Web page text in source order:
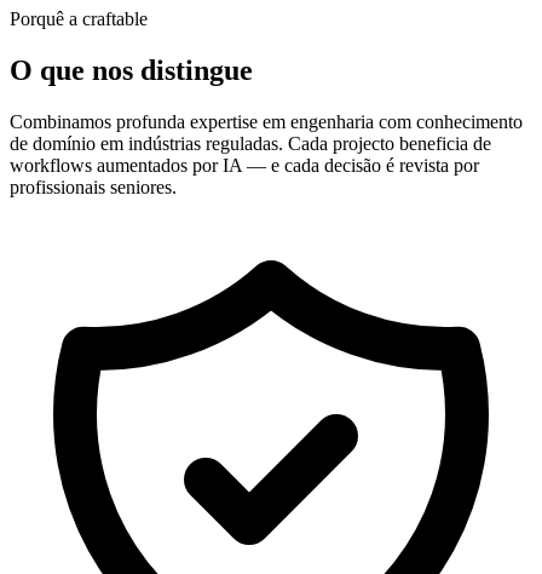
Porquê a craftable
O que nos distingue
Combinamos profunda expertise em engenharia com conhecimento
de domínio em indústrias reguladas. Cada projecto beneficia de
workflows aumentados por IA — e cada decisão é revista por
profissionais seniores.